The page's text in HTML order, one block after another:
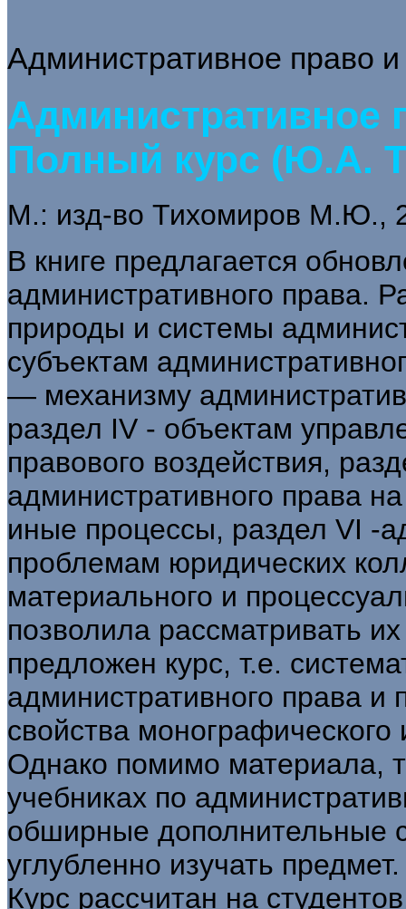
Административное право
Административное
Полный курс (Ю.А.
М.: изд-во Тихомиров М.Ю.,
В книге предлагается
административного права.
природы и системы
субъектам
— механизму
раздел IV - объектам
правового воздействия,
административного права
иные процессы, раздел VI -
проблемам юридических
материального и
позволила рассматривать
предложен курс, т.е.
административного права и
свойства
Однако помимо материала,
учебниках по
обширные дополнительные
углубленно изучать предмет.
Курс рассчитан на